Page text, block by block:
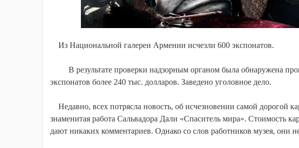
Из Национальной галереи Армении исчезли 600 экспонатов.
В результате проверки надзорным органом была обнаружена
экспонатов более 240 тыс. долларов. Заведено уголовное дело.
Недавно, всех потрясла новость, об исчезновении самой дорогой
знаменитая работа Сальвадора Дали «Спаситель мира». Стоимость
дают никаких комментариев. Однако со слов работников музея, они